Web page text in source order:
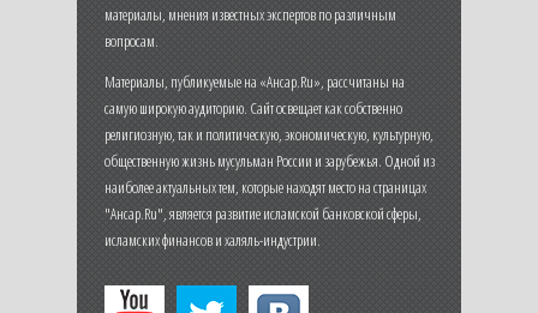
материалы, мнения известных экспертов по различным
вопросам.
Материалы, публикуемые на «Ансар.Ru», рассчитаны на
самую широкую аудиторию. Сайт освещает как собственно
религиозную, так и политическую, экономическую, культурную,
общественную жизнь мусульман России и зарубежья. Одной из
наиболее актуальных тем, которые находят место на страницах
"Ансар.Ru", является развитие исламской банковской сферы,
исламских финансов и халяль-индустрии.